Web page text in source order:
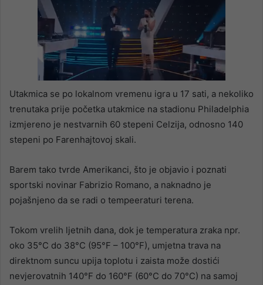
Utakmica se po lokalnom vremenu igra u 17 sati, a nekoliko
trenutaka prije početka utakmice na stadionu Philadelphia
izmjereno je nestvarnih 60 stepeni Celzija, odnosno 140
stepeni po Farenhajtovoj skali.
Barem tako tvrde Amerikanci, što je objavio i poznati
sportski novinar Fabrizio Romano, a naknadno je
pojašnjeno da se radi o tempeeraturi terena.
Tokom vrelih ljetnih dana, dok je temperatura zraka npr.
oko 35°C do 38°C (95°F – 100°F), umjetna trava na
direktnom suncu upija toplotu i zaista može dostići
nevjerovatnih 140°F do 160°F (60°C do 70°C) na samoj